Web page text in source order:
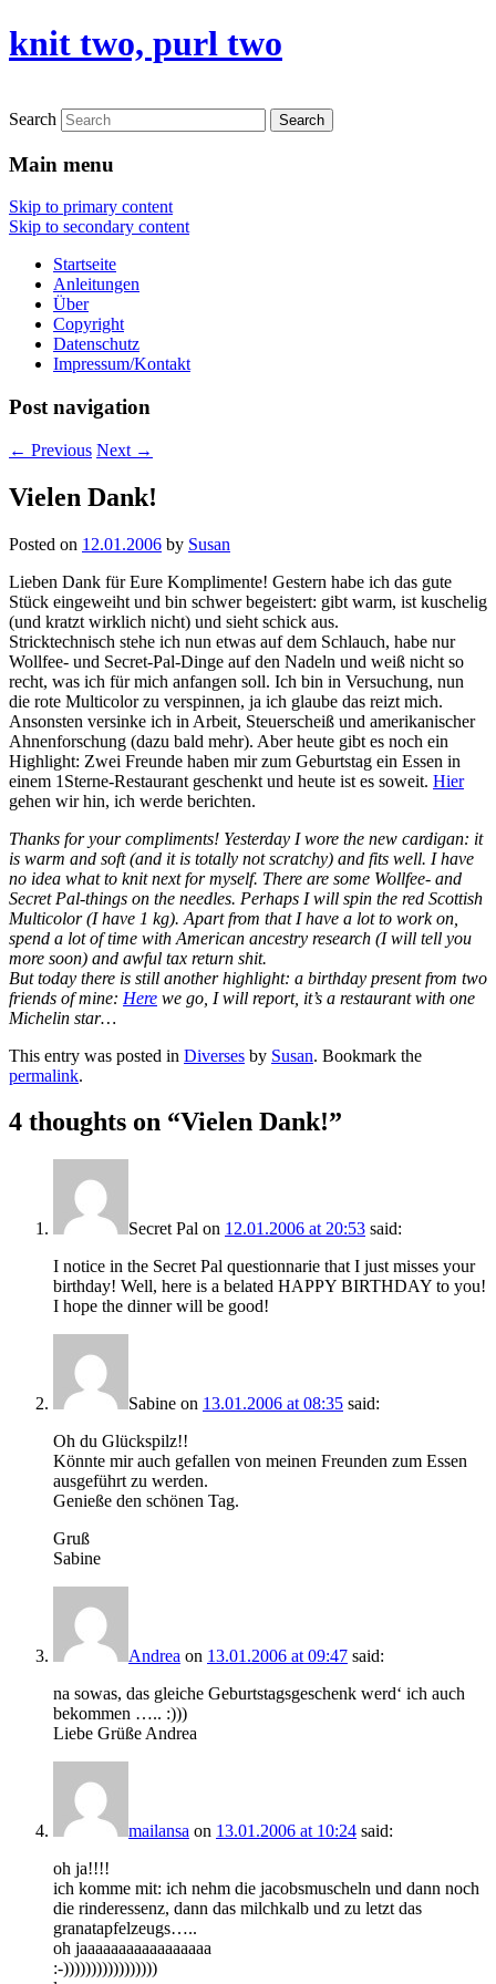
knit two, purl two
Search
Main menu
Skip to primary content
Skip to secondary content
Startseite
Anleitungen
Über
Copyright
Datenschutz
Impressum/Kontakt
Post navigation
← Previous Next →
Vielen Dank!
Posted on 12.01.2006 by Susan
Lieben Dank für Eure Komplimente! Gestern habe ich das gute
Stück eingeweiht und bin schwer begeistert: gibt warm, ist kuschelig
(und kratzt wirklich nicht) und sieht schick aus.
Stricktechnisch stehe ich nun etwas auf dem Schlauch, habe nur
Wollfee- und Secret-Pal-Dinge auf den Nadeln und weiß nicht so
recht, was ich für mich anfangen soll. Ich bin in Versuchung, nun
die rote Multicolor zu verspinnen, ja ich glaube das reizt mich.
Ansonsten versinke ich in Arbeit, Steuerscheiß und amerikanischer
Ahnenforschung (dazu bald mehr). Aber heute gibt es noch ein
Highlight: Zwei Freunde haben mir zum Geburtstag ein Essen in
einem 1Sterne-Restaurant geschenkt und heute ist es soweit. Hier
gehen wir hin, ich werde berichten.
Thanks for your compliments! Yesterday I wore the new cardigan: it
is warm and soft (and it is totally not scratchy) and fits well. I have
no idea what to knit next for myself. There are some Wollfee- and
Secret Pal-things on the needles. Perhaps I will spin the red Scottish
Multicolor (I have 1 kg). Apart from that I have a lot to work on,
spend a lot of time with American ancestry research (I will tell you
more soon) and awful tax return shit.
But today there is still another highlight: a birthday present from two
friends of mine: Here we go, I will report, it’s a restaurant with one
Michelin star…
This entry was posted in Diverses by Susan. Bookmark the
permalink.
4 thoughts on “Vielen Dank!”
Secret Pal on 12.01.2006 at 20:53 said:
I notice in the Secret Pal questionnarie that I just misses your
birthday! Well, here is a belated HAPPY BIRTHDAY to you!
I hope the dinner will be good!
Sabine on 13.01.2006 at 08:35 said:
Oh du Glückspilz!!
Könnte mir auch gefallen von meinen Freunden zum Essen
ausgeführt zu werden.
Genieße den schönen Tag.
Gruß
Sabine
Andrea on 13.01.2006 at 09:47 said:
na sowas, das gleiche Geburtstagsgeschenk werd‘ ich auch
bekommen ….. :)))
Liebe Grüße Andrea
mailansa on 13.01.2006 at 10:24 said:
oh ja!!!!
ich komme mit: ich nehm die jacobsmuscheln und dann noch
die rinderessenz, dann das milchkalb und zu letzt das
granatapfelzeugs…..
oh jaaaaaaaaaaaaaaaaa
:-)))))))))))))))))